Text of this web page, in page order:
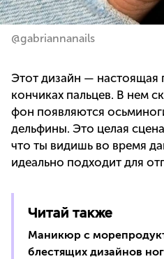
@gabriannanails
Этот дизайн — настоящая
кончиках пальцев. В нем
фон появляются
дельфины. Это целая
что ты видишь во время
идеально подходит для
Читай также
Маникюр с
блестящих дизайнов